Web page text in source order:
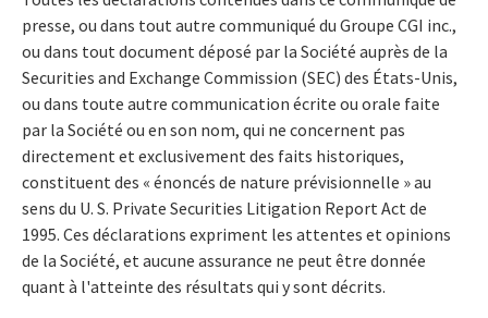
presse, ou dans tout autre communiqué du Groupe CGI inc.,
ou dans tout document déposé par la Société auprès de la
Securities and Exchange Commission (SEC) des États-Unis,
ou dans toute autre communication écrite ou orale faite
par la Société ou en son nom, qui ne concernent pas
directement et exclusivement des faits historiques,
constituent des « énoncés de nature prévisionnelle » au
sens du U. S. Private Securities Litigation Report Act de
1995. Ces déclarations expriment les attentes et opinions
de la Société, et aucune assurance ne peut être donnée
quant à l'atteinte des résultats qui y sont décrits.